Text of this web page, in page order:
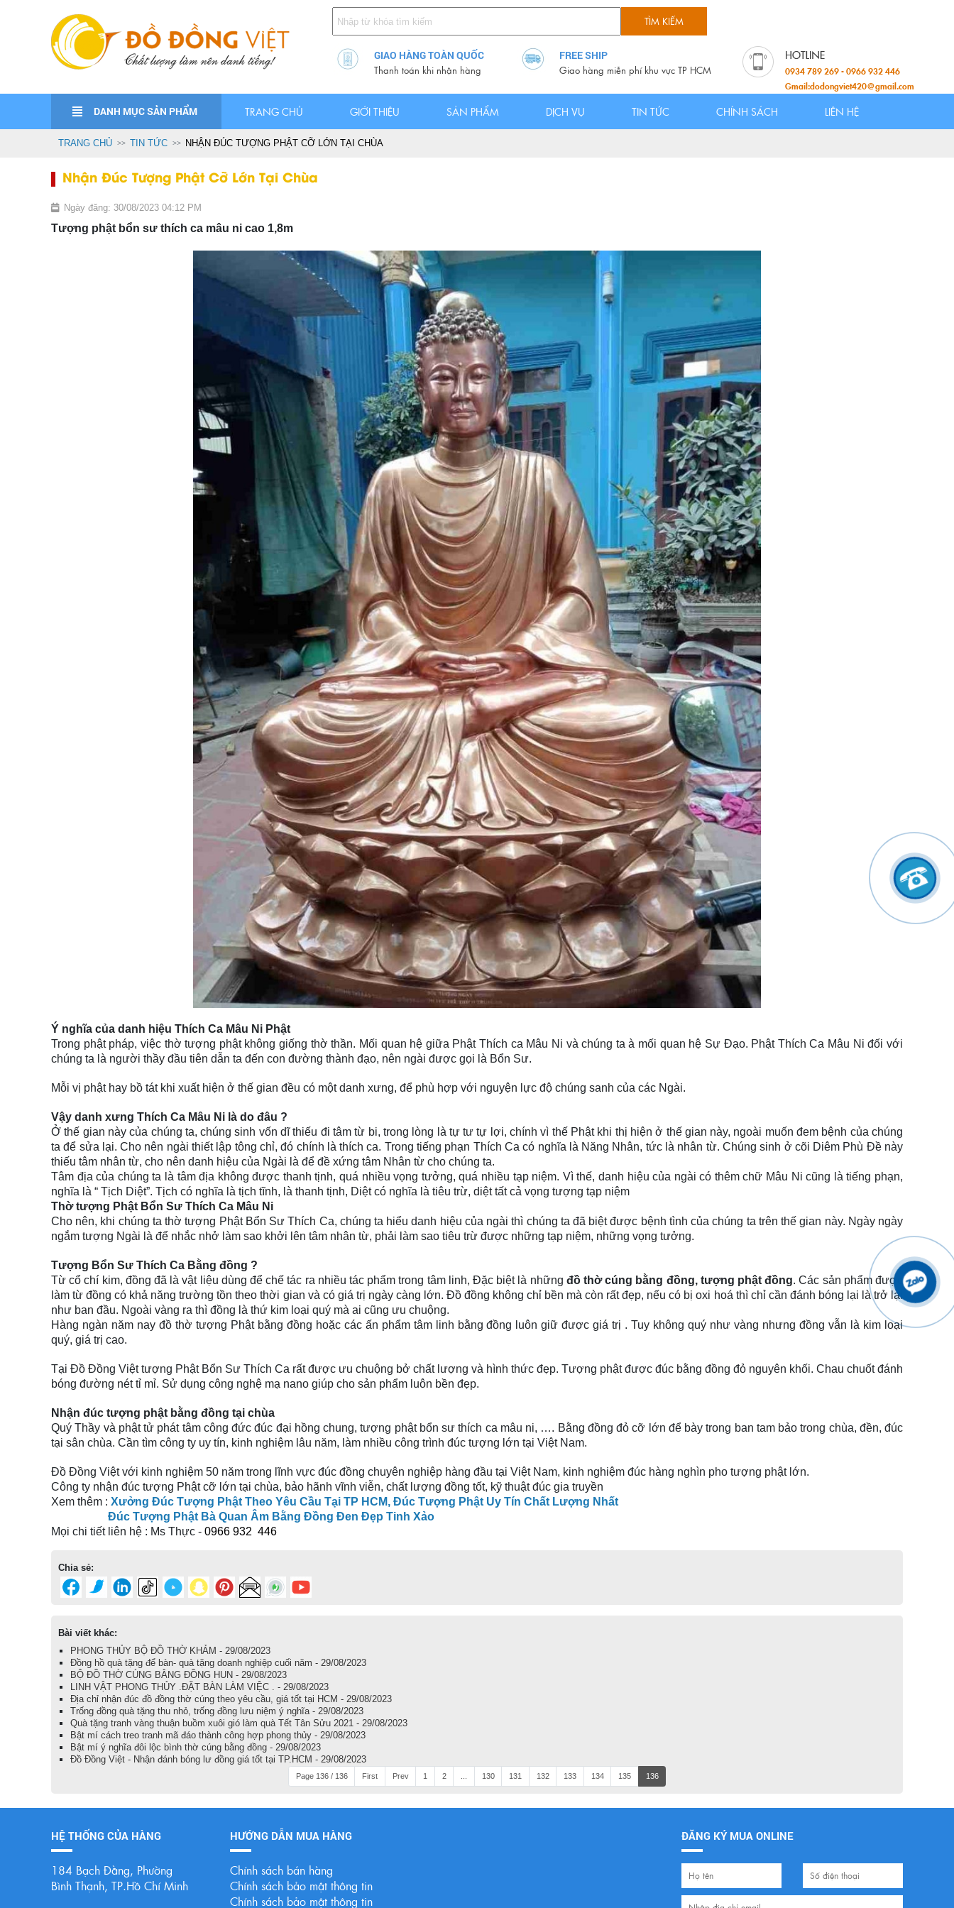
GIAO HÀNG TOÀN QUỐC
Thanh toán khi nhận hàng
FREE SHIP
Giao hàng miễn phí khu vực TP HCM
0934 789 269 - 0966 932 446
Gmail:dodongviet420@gmail.com
DANH MỤC SẢN PHẨM TRANG CHỦ GIỚI THIỆU SẢN PHẨM DỊCH VỤ TIN TỨC CHÍNH SÁCH LIÊN HỆ
TRANG CHỦ TIN TỨC NHẬN ĐÚC TƯỢNG PHẬT CỠ LỚN TẠI CHÙA
Nhận Đúc Tượng Phật Cỡ Lớn Tại Chùa
Ngày đăng: 30/08/2023 04:12 PM
Tượng phật bổn sư thích ca mâu ni cao 1,8m
Ý nghĩa của danh hiệu Thích Ca Mâu Ni Phật
Trong phật pháp, việc thờ tượng phật không giống thờ thần. Mối quan hệ giữa Phật Thích ca Mâu Ni và chúng ta à mối quan hệ Sự Đạo. Phật Thích Ca Mâu Ni đối với
chúng ta là người thầy đầu tiên dẫn ta đến con đường thành đạo, nên ngài được gọi là Bổn Sư.
Mỗi vị phật hay bồ tát khi xuất hiện ở thế gian đều có một danh xưng, để phù hợp với nguyện lực độ chúng sanh của các Ngài.
Vậy danh xưng Thích Ca Mâu Ni là do đâu ?
Ở thế gian này của chúng ta, chúng sinh vốn dĩ thiếu đi tâm từ bi, trong lòng là tự tư tự lợi, chính vì thế Phật khi thị hiện ở thế gian này, ngoài muốn đem bệnh của chúng
ta để sửa lại. Cho nên ngài thiết lập tông chỉ, đó chính là thích ca. Trong tiếng phạn Thích Ca có nghĩa là Năng Nhân, tức là nhân từ. Chúng sinh ở cõi Diêm Phù Đề này
thiếu tâm nhân từ, cho nên danh hiệu của Ngài là để đề xứng tâm Nhân từ cho chúng ta.
Tâm địa của chúng ta là tâm địa không được thanh tịnh, quá nhiều vọng tưởng, quá nhiều tạp niệm. Vì thế, danh hiệu của ngài có thêm chữ Mâu Ni cũng là tiếng phạn,
nghĩa là “ Tịch Diệt”. Tịch có nghĩa là tịch tĩnh, là thanh tịnh, Diệt có nghĩa là tiêu trừ, diệt tất cả vọng tượng tạp niệm
Thờ tượng Phật Bổn Sư Thích Ca Mâu Ni
Cho nên, khi chúng ta thờ tượng Phật Bổn Sư Thích Ca, chúng ta hiểu danh hiệu của ngài thì chúng ta đã biệt được bệnh tình của chúng ta trên thế gian này. Ngày ngày
ngắm tượng Ngài là để nhắc nhở làm sao khởi lên tâm nhân từ, phải làm sao tiêu trừ được những tạp niệm, những vọng tưởng.
Tượng Bổn Sư Thích Ca Bằng đồng ?
Từ cổ chí kim, đồng đã là vật liệu dùng để chế tác ra nhiều tác phẩm trong tâm linh, Đặc biệt là những đồ thờ cúng bằng đồng, tượng phật đồng. Các sản phẩm được
làm từ đồng có khả năng trường tồn theo thời gian và có giá trị ngày càng lớn. Đồ đồng không chỉ bền mà còn rất đẹp, nếu có bị oxi hoá thì chỉ cần đánh bóng lại là trở lại
như ban đầu. Ngoài vàng ra thì đồng là thứ kim loại quý mà ai cũng ưu chuộng.
Hàng ngàn năm nay đồ thờ tượng Phật bằng đồng hoặc các ấn phẩm tâm linh bằng đồng luôn giữ được giá trị . Tuy không quý như vàng nhưng đồng vẫn là kim loại
quý, giá trị cao.
Tại Đồ Đồng Việt tượng Phật Bổn Sư Thích Ca rất được ưu chuộng bở chất lượng và hình thức đẹp. Tượng phật được đúc bằng đồng đỏ nguyên khối. Chau chuốt đánh
bóng đường nét tỉ mỉ. Sử dụng công nghệ mạ nano giúp cho sản phẩm luôn bền đẹp.
Nhận đúc tượng phật bằng đồng tại chùa
Quý Thầy và phật tử phát tâm công đức đúc đại hồng chung, tượng phật bổn sư thích ca mâu ni, …. Bằng đồng đỏ cỡ lớn để bày trong ban tam bảo trong chùa, đền, đúc
tại sân chùa. Cần tìm công ty uy tín, kinh nghiệm lâu năm, làm nhiều công trình đúc tượng lớn tại Việt Nam.
Đồ Đồng Việt với kinh nghiệm 50 năm trong lĩnh vực đúc đồng chuyên nghiệp hàng đầu tại Việt Nam, kinh nghiệm đúc hàng nghìn pho tượng phật lớn.
Công ty nhận đúc tượng Phật cỡ lớn tại chùa, bảo hãnh vĩnh viễn, chất lượng đồng tốt, kỹ thuật đúc gia truyền
Xem thêm : Xưởng Đúc Tượng Phật Theo Yêu Cầu Tại TP HCM, Đúc Tượng Phật Uy Tín Chất Lượng Nhất
Đúc Tượng Phật Bà Quan Âm Bằng Đồng Đen Đẹp Tinh Xảo
Mọi chi tiết liên hệ : Ms Thực - 0966 932 446
Chia sẻ:
Bài viết khác:
PHONG THỦY BỘ ĐỒ THỜ KHẢM - 29/08/2023
Đồng hồ quà tặng để bàn- quà tặng doanh nghiệp cuối năm - 29/08/2023
BỘ ĐỒ THỜ CÚNG BẰNG ĐỒNG HUN - 29/08/2023
LINH VẬT PHONG THỦY .ĐẶT BÀN LÀM VIỆC . - 29/08/2023
Địa chỉ nhận đúc đồ đồng thờ cúng theo yêu cầu, giá tốt tại HCM - 29/08/2023
Trống đồng quà tặng thu nhỏ, trống đồng lưu niệm ý nghĩa - 29/08/2023
Quà tặng tranh vàng thuận buồm xuôi gió làm quà Tết Tân Sửu 2021 - 29/08/2023
Bật mí cách treo tranh mã đáo thành công hợp phong thủy - 29/08/2023
Bật mí ý nghĩa đôi lộc bình thờ cúng bằng đồng - 29/08/2023
Đồ Đồng Việt - Nhận đánh bóng lư đồng giá tốt tại TP.HCM - 29/08/2023
Page 136 / 136 First Prev 1 2 ... 130 131 132 133 134 135 136
HỆ THỐNG CỦA HÀNG
184 Bạch Đằng, Phường
Bình Thạnh, TP.Hồ Chí Minh
HƯỚNG DẪN MUA HÀNG
Chính sách bán hàng
Chính sách bảo mật thông tin
Chính sách bảo mật thông tin
ĐĂNG KÝ MUA ONLINE